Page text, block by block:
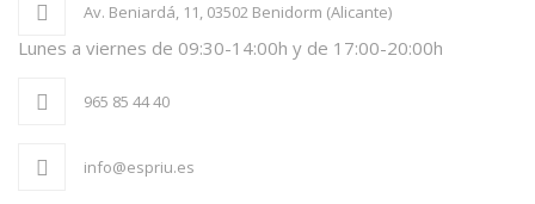
Av. Beniardá, 11, 03502 Benidorm (Alicante)
Lunes a viernes de 09:30-14:00h y de 17:00-20:00h
965 85 44 40
info@espriu.es